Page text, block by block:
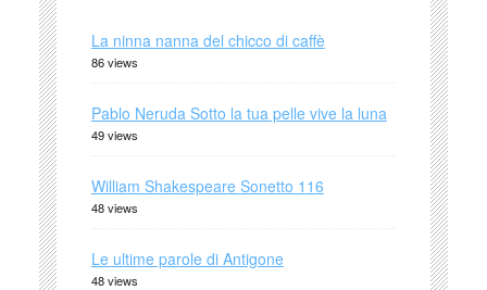
La ninna nanna del chicco di caffè
86 views
Pablo Neruda Sotto la tua pelle vive la luna
49 views
William Shakespeare Sonetto 116
48 views
Le ultime parole di Antigone
48 views